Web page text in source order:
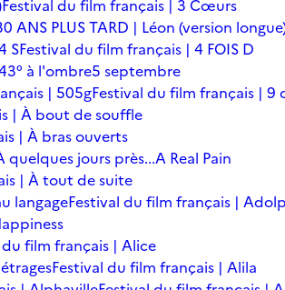
Festival du film français | 3 Cœurs
ANS PLUS TARD | Léon (version
SFestival du film français | 4 FOIS D
à l'ombre5 septembre
| 505gFestival du film français | 9
| À bout de souffle
| À bras ouverts
quelques jours près...A Real Pain
| À tout de suite
langageFestival du film français |
du film français | Alice
Festival du film français | Alila